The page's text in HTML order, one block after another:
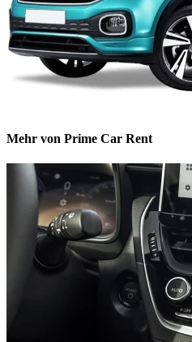
Mehr von Prime Car Rent